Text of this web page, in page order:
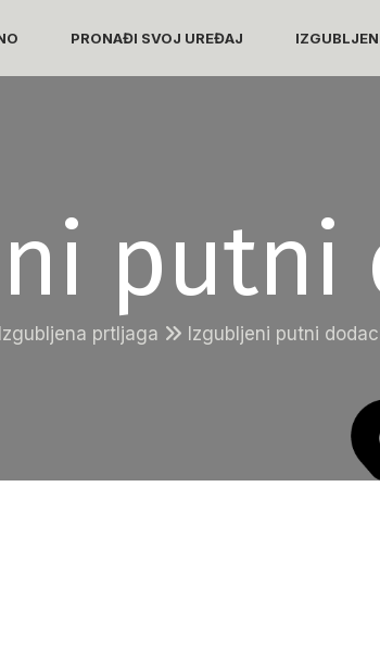
PRONAĐI SVOJ UREĐAJ
putni
Izgubljena prtljaga Izgubljeni putni